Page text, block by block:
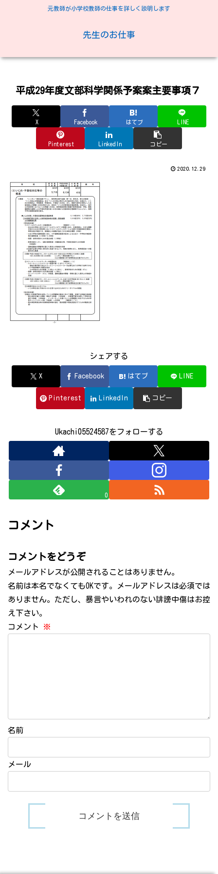
元教師が小学校教師の仕事を詳しく説明します
先生のお仕事
平成29年度文部科学関係予案案主要事項７
X Facebook はてブ LINE
Pinterest LinkedIn コピー
2020.12.29
シェアする
X Facebook はてブ LINE
Pinterest LinkedIn コピー
Ukachi05524587をフォローする
0
コメント
コメントをどうぞ
メールアドレスが公開されることはありません。
名前は本名でなくてもOKです。メールアドレスは必須では
ありません。ただし、暴言やいわれのない誹謗中傷はお控
え下さい。
コメント
※
名前
メール